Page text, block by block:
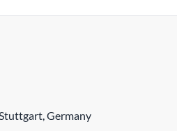
Germany